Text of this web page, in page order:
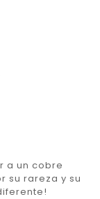
a un cobre
su rareza y su